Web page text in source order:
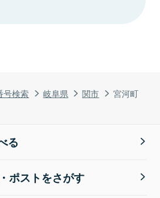
号検索 岐阜県 関市 宮河町
る
ポストをさがす